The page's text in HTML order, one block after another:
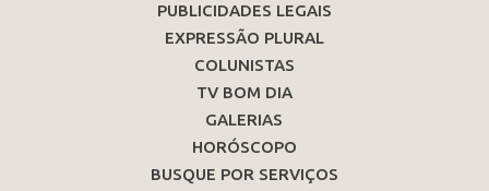
PUBLICIDADES LEGAIS
EXPRESSÃO PLURAL
COLUNISTAS
TV BOM DIA
GALERIAS
HORÓSCOPO
BUSQUE POR SERVIÇOS